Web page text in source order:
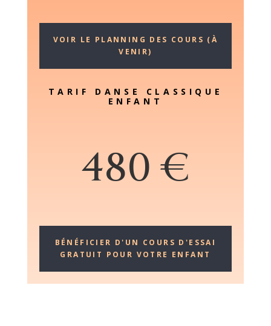
VOIR LE PLANNING DES COURS (À
VENIR)
TARIF DANSE CLASSIQUE
ENFANT
480 €
BÉNÉFICIER D'UN COURS D'ESSAI
GRATUIT POUR VOTRE ENFANT